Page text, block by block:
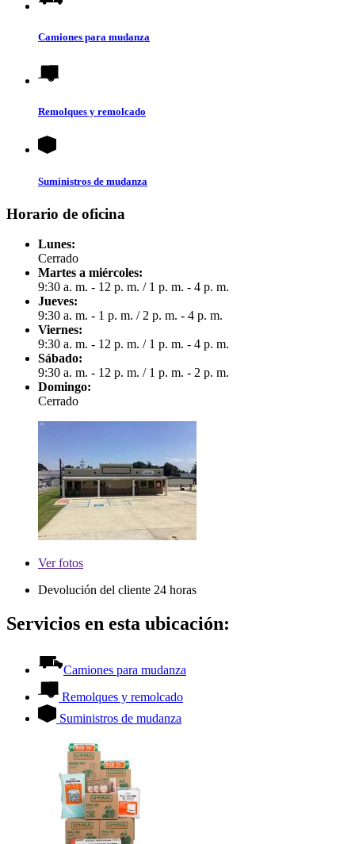
Camiones para mudanza
Remolques y remolcado
Suministros de mudanza
Horario de oficina
Lunes:
Cerrado
Martes a miércoles:
9:30 a. m. - 12 p. m. / 1 p. m. - 4 p. m.
Jueves:
9:30 a. m. - 1 p. m. /2 p. m. - 4 p. m.
Viernes:
9:30 a. m. - 12 p. m. / 1 p. m. - 4 p. m.
Sábado:
9:30 a. m. - 12 p. m. / 1 p. m. - 2 p. m.
Domingo:
Cerrado
Verfotos
Devolución del cliente 24 horas
Servicios en esta ubicación:
Camiones para mudanza
Remolques y remolcado
Suministros de mudanza